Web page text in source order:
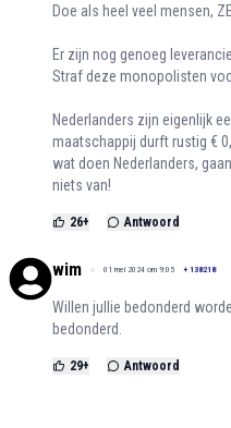
Doe als heel veel mensen,
Er zijn nog genoeg
Straf deze monopolisten
Nederlanders zijn eigenlijk
maatschappij durft rustig €
wat doen Nederlanders,
niets van!
26+ Antwoord
wim 01 mei 2024 om 9:05 + 138218
Willen jullie bedonderd
bedonderd.
29+ Antwoord